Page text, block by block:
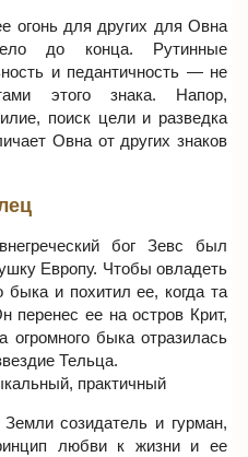
огонь для других для Овна
до конца. Рутинные
и педантичность — не
этого знака. Напор,
поиск цели и разведка
Овна от других знаков
бог Зевс был
Европу. Чтобы овладеть
и похитил ее, когда та
перенес ее на остров Крит,
быка отразилась
Тельца.
практичный
созидатель и гурман,
любви к жизни и ее